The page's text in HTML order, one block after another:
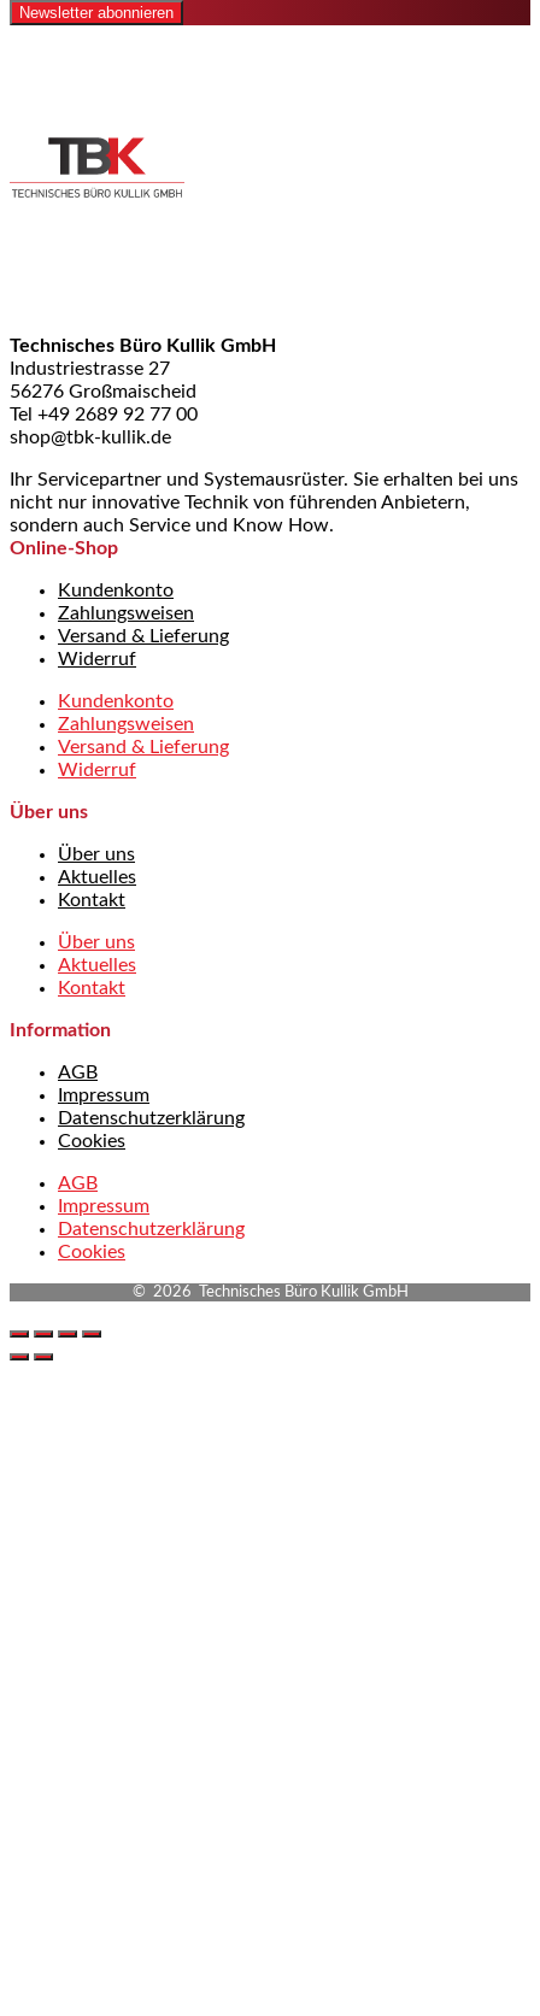
Newsletter abonnieren
Technisches Büro Kullik GmbH
Industriestrasse 27
56276 Großmaischeid
Tel +49 2689 92 77 00
shop@tbk-kullik.de
Ihr Servicepartner und Systemausrüster. Sie erhalten bei uns
nicht nur innovative Technik von führenden Anbietern,
sondern auch Service und Know How.
Online-Shop
Kundenkonto
Zahlungsweisen
Versand & Lieferung
Widerruf
Kundenkonto
Zahlungsweisen
Versand & Lieferung
Widerruf
Über uns
Über uns
Aktuelles
Kontakt
Über uns
Aktuelles
Kontakt
Information
AGB
Impressum
Datenschutzerklärung
Cookies
AGB
Impressum
Datenschutzerklärung
Cookies
© 2026 Technisches Büro Kullik GmbH